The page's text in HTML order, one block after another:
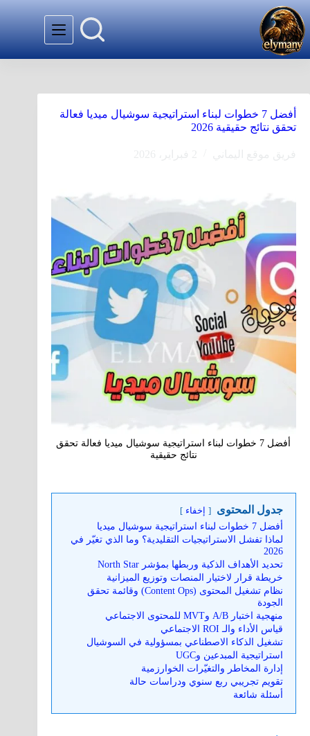
أفضل 7 خطوات لبناء استراتيجية سوشيال ميديا فعالة
تحقق نتائج حقيقية 2026
أفضل 7 خطوات لبناء استراتيجية سوشيال ميديا فعالة تحقق
نتائج حقيقية
جدول المحتوى إخفاء
أفضل 7 خطوات لبناء استراتيجية سوشيال ميديا
لماذا تفشل الاستراتيجيات التقليدية؟ وما الذي تغيّر في
2026
تحديد الأهداف الذكية وربطها بمؤشر North Star
خريطة قرار لاختيار المنصات وتوزيع الميزانية
نظام تشغيل المحتوى (Content Ops) وقائمة تحقق
الجودة
منهجية اختبار A/B وMVT للمحتوى الاجتماعي
قياس الأداء والـ ROI الاجتماعي
تشغيل الذكاء الاصطناعي بمسؤولية في السوشيال
استراتيجية المبدعين وUGC
إدارة المخاطر والتغيّرات الخوارزمية
تقويم تجريبي ربع سنوي ودراسات حالة
أسئلة شائعة